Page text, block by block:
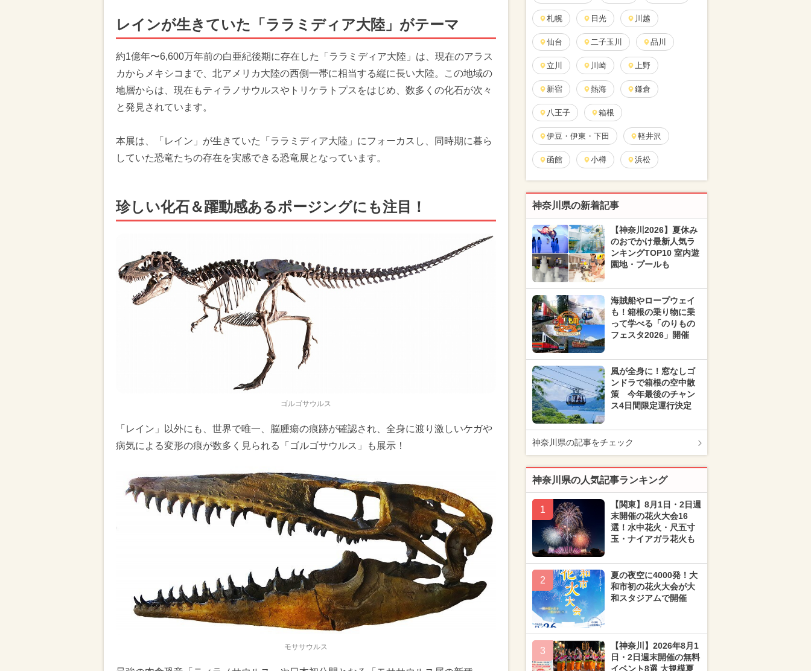
レインが生きていた「ララミディア大陸」がテーマ
約1億年〜6,600万年前の白亜紀後期に存在した「ララミディア大陸」は、現在のアラス
カからメキシコまで、北アメリカ大陸の西側一帯に相当する縦に長い大陸。この地域の
地層からは、現在もティラノサウルスやトリケラトプスをはじめ、数多くの化石が次々
と発見されています。
本展は、「レイン」が生きていた「ララミディア大陸」にフォーカスし、同時期に暮ら
していた恐竜たちの存在を実感できる恐竜展となっています。
珍しい化石＆躍動感あるポージングにも注目！
ゴルゴサウルス
「レイン」以外にも、世界で唯一、脳腫瘍の痕跡が確認され、全身に渡り激しいケガや
病気による変形の痕が数多く見られる「ゴルゴサウルス」も展示！
モササウルス
札幌 日光 川越
仙台 二子玉川 品川
立川 川崎 上野
新宿 熱海 鎌倉
八王子 箱根
伊豆・伊東・下田 軽井沢
函館 小樽 浜松
神奈川県の新着記事
【神奈川2026】夏休み
のおでかけ最新人気ラ
ンキングTOP10 室内遊
園地・プールも
海賊船やロープウェイ
も！箱根の乗り物に乗
って学べる「のりもの
フェスタ2026」開催
風が全身に！窓なしゴ
ンドラで箱根の空中散
策 今年最後のチャン
ス4日間限定運行決定
神奈川県の記事をチェック
神奈川県の人気記事ランキング
1
【関東】8月1日・2日週
末開催の花火大会16
選！水中花火・尺五寸
玉・ナイアガラ花火も
2
夏の夜空に4000発！大
和市初の花火大会が大
和スタジアムで開催
3
【神奈川】2026年8月1
日・2日週末開催の無料
イベント8選 大規模夏